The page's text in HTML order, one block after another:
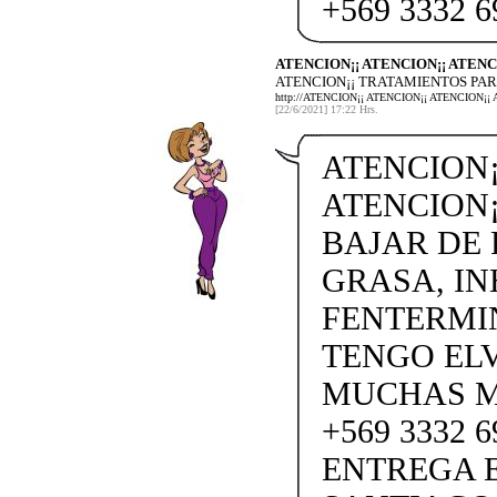
+569 3332
ATENCION¡¡ ATENCION¡¡
ATENCION¡¡ TRATAMIENTOS
http://ATENCION¡¡ ATENCION¡¡
[22/6/2021] 17:22 Hrs.
BAJAR DE
GRASA,
TENGO
MUCHAS
+569 3332
ENTREGA